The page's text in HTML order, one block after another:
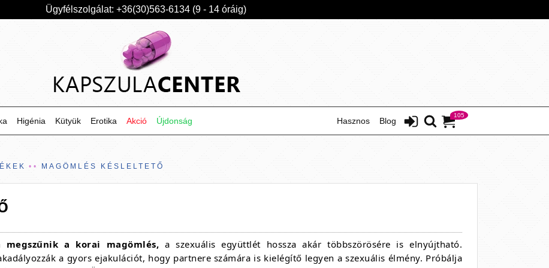
Ügyfélszolgálat: +36(30)563-6134 (9 - 14 óráig)
105
Blog
Hasznos
Higénia Kütyük Erotika Akció Újdonság
MAGÖMLÉS KÉSLELTETŐ
megszűnik a korai magömlés, a szexuális együttlét hossza akár többszörösére is elnyújtható.
a gyors ejakulációt, hogy partnere számára is kielégítő legyen a szexuális élmény. Próbálja